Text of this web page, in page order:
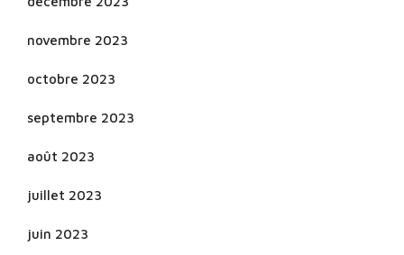
novembre 2023
octobre 2023
septembre 2023
août 2023
juillet 2023
juin 2023